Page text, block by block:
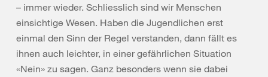
– immer wieder. Schliesslich sind wir Menschen
einsichtige Wesen. Haben die Jugendlichen erst
einmal den Sinn der Regel verstanden, dann fällt es
ihnen auch leichter, in einer gefährlichen Situation
«Nein» zu sagen. Ganz besonders wenn sie dabei